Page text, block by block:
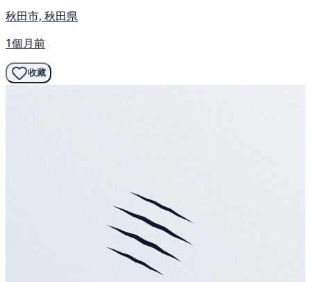
秋田市, 秋田県
1個月前
收藏